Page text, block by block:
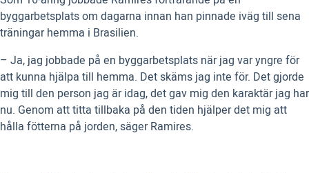
byggarbetsplats om dagarna innan han pinnade iväg till sena
träningar hemma i Brasilien.
– Ja, jag jobbade på en byggarbetsplats när jag var yngre för
att kunna hjälpa till hemma. Det skäms jag inte för. Det gjorde
mig till den person jag är idag, det gav mig den karaktär jag har
nu. Genom att titta tillbaka på den tiden hjälper det mig att
hålla fötterna på jorden, säger Ramires.